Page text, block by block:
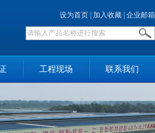
设为首页 加入收藏 企业邮箱
工程现场 联系我们